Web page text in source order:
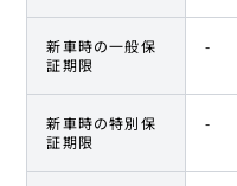
新車時の一般保
証期限
-
新車時の特別保
証期限
-